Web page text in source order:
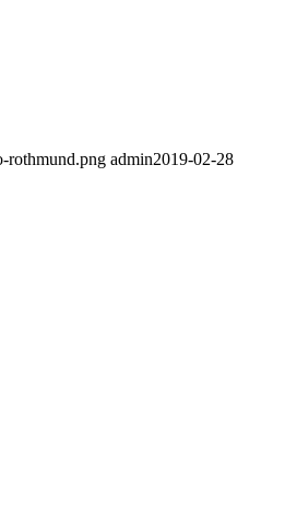
rothmund.png admin2019-02-28